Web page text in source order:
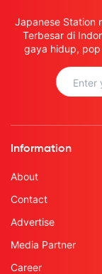
Japanese Station
Terbesar di
gaya hidup,
Information
About
Contact
Advertise
Media Partner
Career